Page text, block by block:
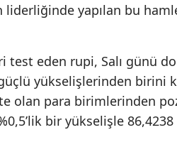
liderliğinde yapılan bu
eden rupi, Salı günü
yükselişlerinden birini
olan para birimlerinden
bir yükselişle